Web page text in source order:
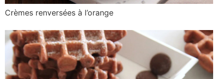
Crèmes renversées à l’orange